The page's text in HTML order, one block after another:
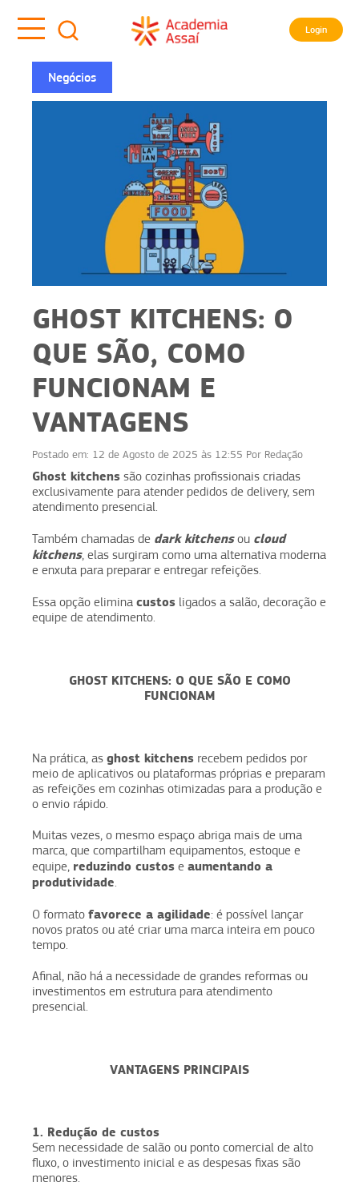
Login
Negócios
GHOST KITCHENS: O
QUE SÃO, COMO
FUNCIONAM E
VANTAGENS
Postado em: 12 de Agosto de 2025 às 12:55 Por Redação
Ghost kitchens são cozinhas profissionais criadas
exclusivamente para atender pedidos de delivery, sem
atendimento presencial.
Também chamadas de dark kitchensou cloud
kitchens, elas surgiram como uma alternativa moderna
e enxuta para preparar e entregar refeições.
Essa opção elimina custos ligados a salão, decoração e
equipe de atendimento.
GHOST KITCHENS: O QUE SÃO E COMO
FUNCIONAM
Na prática, as ghost kitchens recebem pedidos por
meio de aplicativos ou plataformas próprias e preparam
as refeições em cozinhas otimizadas para a produção e
o envio rápido.
Muitas vezes, o mesmo espaço abriga mais de uma
marca, que compartilham equipamentos, estoque e
equipe, reduzindo custos e aumentando a
produtividade.
O formato favorece a agilidade: é possível lançar
novos pratos ou até criar uma marca inteira em pouco
tempo.
Afinal, não há a necessidade de grandes reformas ou
investimentos em estrutura para atendimento
presencial.
VANTAGENS PRINCIPAIS
1. Redução de custos
Sem necessidade de salão ou ponto comercial de alto
fluxo, o investimento inicial e as despesas fixas são
menores.